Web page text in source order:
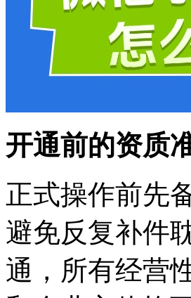
开通前的资质
正式操作前先
避免反复补件
通，所有经营